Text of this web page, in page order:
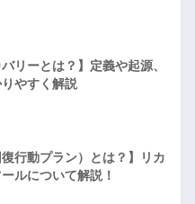
リーとは？】定義や起源、
やすく解説
復行動プラン）とは？】リカ
ルについて解説！